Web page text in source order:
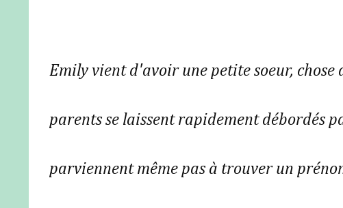
Emily vient d'avoir une petite soeur,
parents se laissent rapidement débordés
parviennent même pas à trouver un